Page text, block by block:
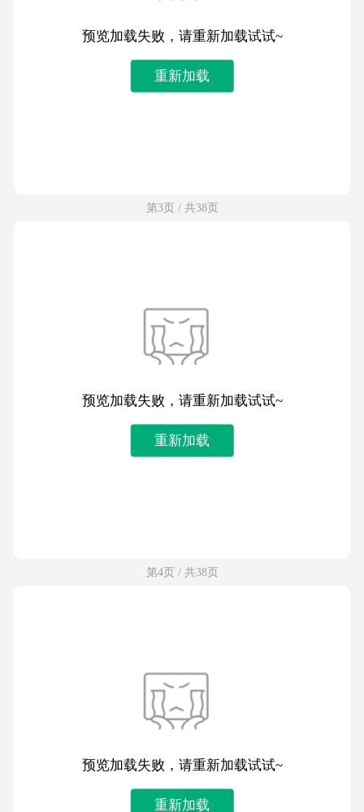
预览加载失败，请重新加载试试~
重新加载
第3页 / 共38页
预览加载失败，请重新加载试试~
重新加载
第4页 / 共38页
预览加载失败，请重新加载试试~
重新加载